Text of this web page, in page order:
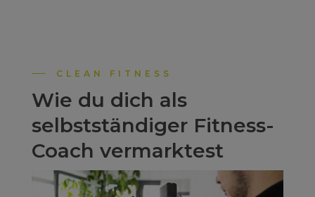
CLEAN FITNESS
Wie du dich als
selbstständiger Fitness-
Coach vermarktest